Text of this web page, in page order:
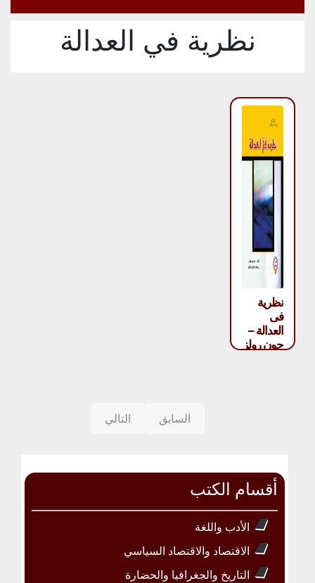
نظرية في العدالة
نظرية
فى
العدالة –
جون رولز
السابق التالي
أقسام الكتب
الأدب واللغة
الاقتصاد والاقتصاد السياسي
التاريخ والجغرافيا والحضارة